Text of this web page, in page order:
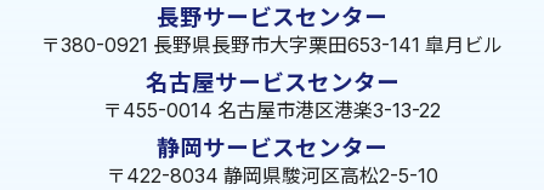
長野サービスセンター
〒380-0921 長野県長野市大字栗田653-141 皐月ビル
名古屋サービスセンター
〒455-0014 名古屋市港区港楽3-13-22
静岡サービスセンター
〒422-8034 静岡県駿河区高松2-5-10